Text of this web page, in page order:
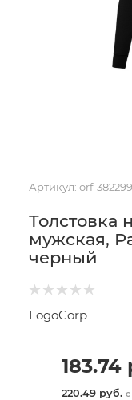
Артикул: orf-
Толстовка
мужская,
черный
LogoCorp
183.74
220.49 руб.